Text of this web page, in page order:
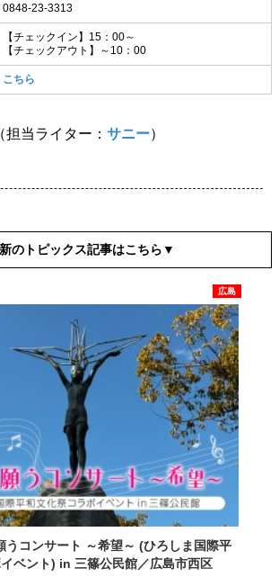
0848-23-3313
【チェックイン】15：00～
【チェックアウト】～10：00
こちら
（担当ライター： サニー）
のトピックス記事はこちら▼
広島
うコンサート ～希望～ (ひろしま国際平
ベント) in 三篠公民館／広島市西区